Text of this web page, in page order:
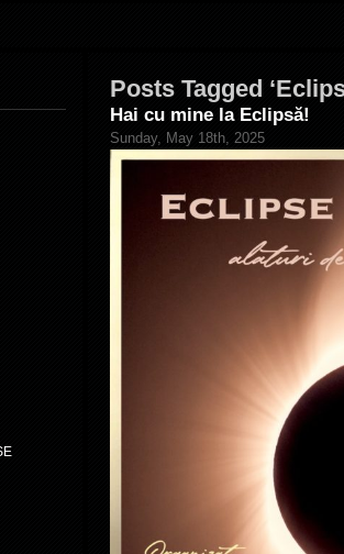
Posts Tagged
Hai cu mine la Eclipsă!
Sunday, May 18th, 2025